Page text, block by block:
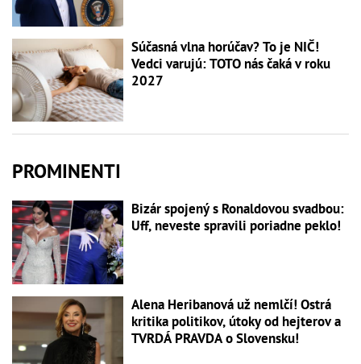
Súčasná vlna horúčav? To je NIČ!
Vedci varujú: TOTO nás čaká v roku
2027
PROMINENTI
Bizár spojený s Ronaldovou svadbou:
Uff, neveste spravili poriadne peklo!
Alena Heribanová už nemlčí! Ostrá
kritika politikov, útoky od hejterov a
TVRDÁ PRAVDA o Slovensku!